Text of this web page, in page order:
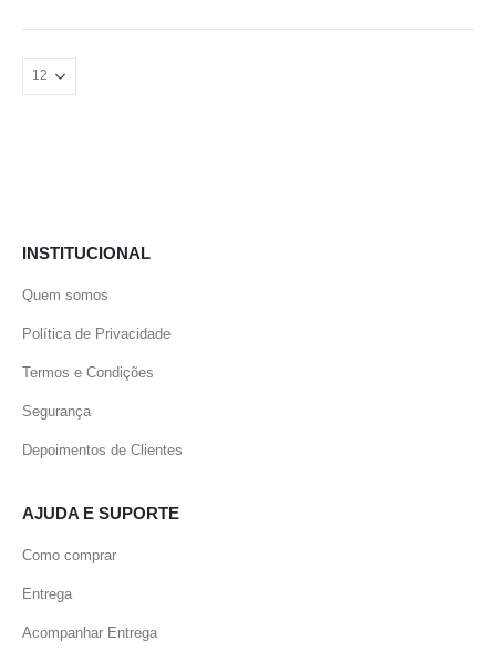
INSTITUCIONAL
Quem somos
Política de Privacidade
Termos e Condições
Segurança
Depoimentos de Clientes
AJUDA E SUPORTE
Como comprar
Entrega
Acompanhar Entrega